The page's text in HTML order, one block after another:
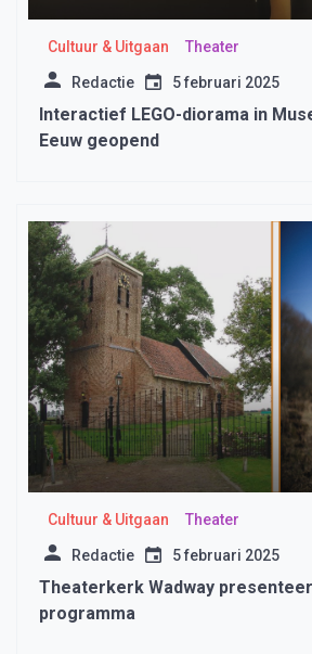
Cultuur & Uitgaan Theater
Redactie 5 februari 2025
Interactief LEGO-diorama in
Eeuw geopend
Cultuur & Uitgaan Theater
Redactie 5 februari 2025
Theaterkerk Wadway
programma